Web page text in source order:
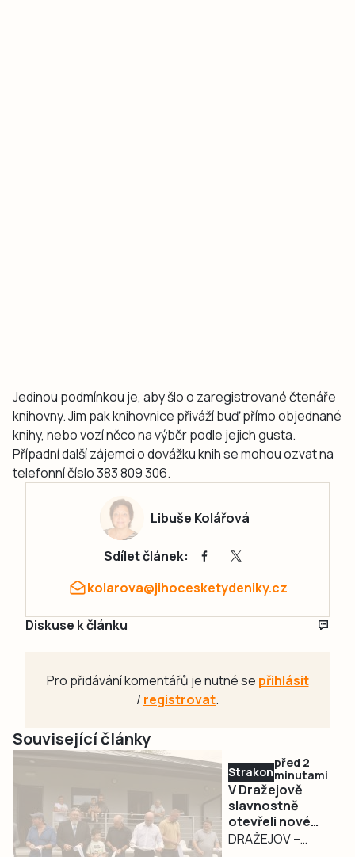
Jedinou podmínkou je, aby šlo o zaregistrované čtenáře
knihovny. Jim pak knihovnice přiváží buď přímo objednané
knihy, nebo vozí něco na výběr podle jejich gusta.
Případní další zájemci o dovážku knih se mohou ozvat na
telefonní číslo 383 809 306.
Libuše Kolářová
Sdílet článek:
kolarova@jihocesketydeniky.cz
Diskuse k článku
Pro přidávání komentářů je nutné se přihlásit
/registrovat.
Související články
Strakonicko
před 2
minutami
V Dražejově
slavnostně
otevřeli nové
fotbalové
DRAŽEJOV –